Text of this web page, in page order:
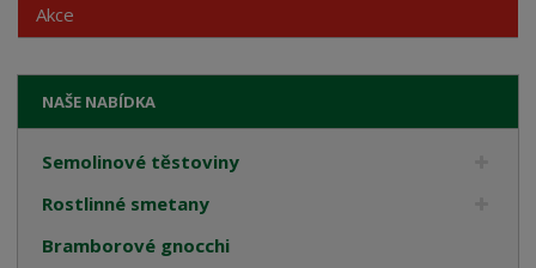
NAŠE NABÍDKA
Semolinové těstoviny
Rostlinné smetany
Bramborové gnocchi
Akce